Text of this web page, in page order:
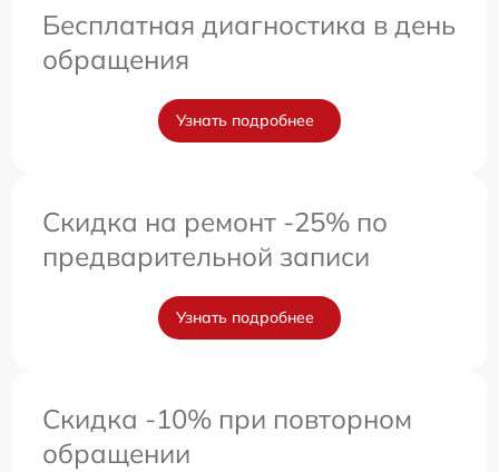
Бесплатная диагностика в день
обращения
Узнать подробнее
Скидка на ремонт -25% по
предварительной записи
Узнать подробнее
Скидка -10% при повторном
обращении